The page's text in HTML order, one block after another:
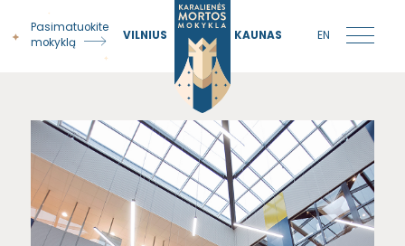
Pasimatuokite
mokyklą
VILNIUS KAUNAS EN